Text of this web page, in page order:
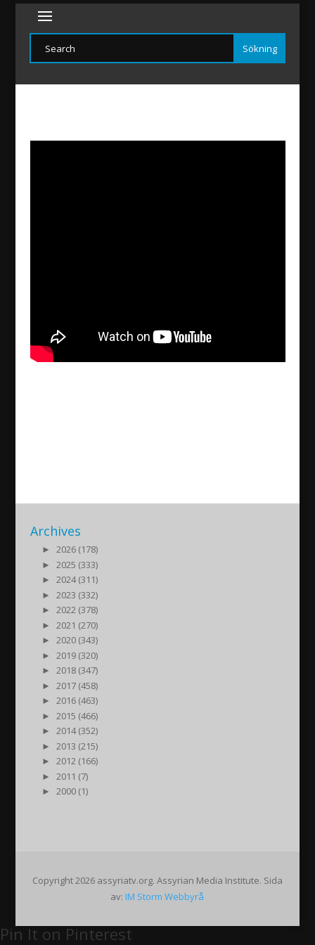
Archives
►
2026 (178)
►
2025 (333)
►
2024 (311)
►
2023 (332)
►
2022 (378)
►
2021 (270)
►
2020 (343)
►
2019 (320)
►
2018 (347)
►
2017 (458)
►
2016 (463)
►
2015 (466)
►
2014 (352)
►
2013 (215)
►
2012 (166)
►
2011 (7)
►
2000 (1)
Copyright 2026 assyriatv.org. Assyrian Media Institute. Sida
av: IM Storm Webbyrå
Pin It on Pinterest